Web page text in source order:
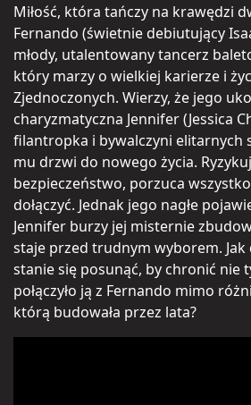
Miłość, która tańczy na krawędzi
Fernando (świetnie debiutujący
młody, utalentowany tancerz
który marzy o wielkiej karierze i
Zjednoczonych. Wierzy, że jego
charyzmatyczna Jennifer (Jessica
filantropka i bywalczyni elitarnych
mu drzwi do nowego życia.
bezpieczeństwo, porzuca
dołączyć. Jednak jego nagłe
Jennifer burzy jej misternie
staje przed trudnym wyborem. Jak
stanie się posunąć, by chronić nie
połączyło ją z Fernando mimo
którą budowała przez lata?